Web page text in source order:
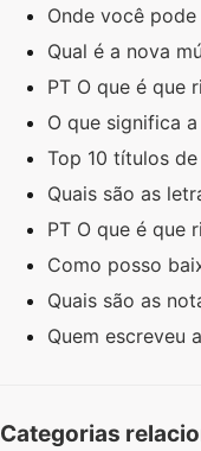
Onde você
Qual é a nova
PT O que é que
O que significa
Top 10 títulos de
Quais são as
PT O que é que
Como posso
Quais são as
Quem escreveu
Categorias